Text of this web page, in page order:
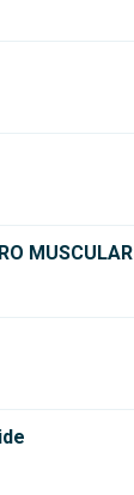
MUSCULAR